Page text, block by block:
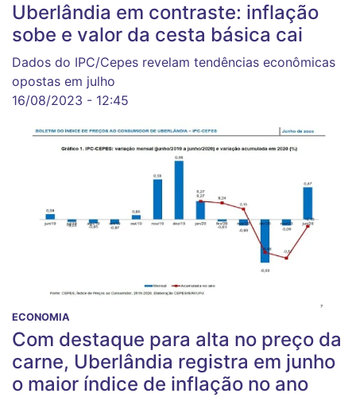
Uberlândia em contraste: inflação
sobe e valor da cesta básica cai
Dados do IPC/Cepes revelam tendências econômicas
opostas em julho
16/08/2023 - 12:45
ECONOMIA
Com destaque para alta no preço da
carne, Uberlândia registra em junho
o maior índice de inflação no ano